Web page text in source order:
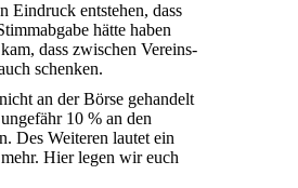
Eindruck entstehen, dass
hätte haben
dass zwischen Vereins-
schenken.
an der Börse gehandelt
10 % an den
Des Weiteren lautet ein
Hier legen wir euch